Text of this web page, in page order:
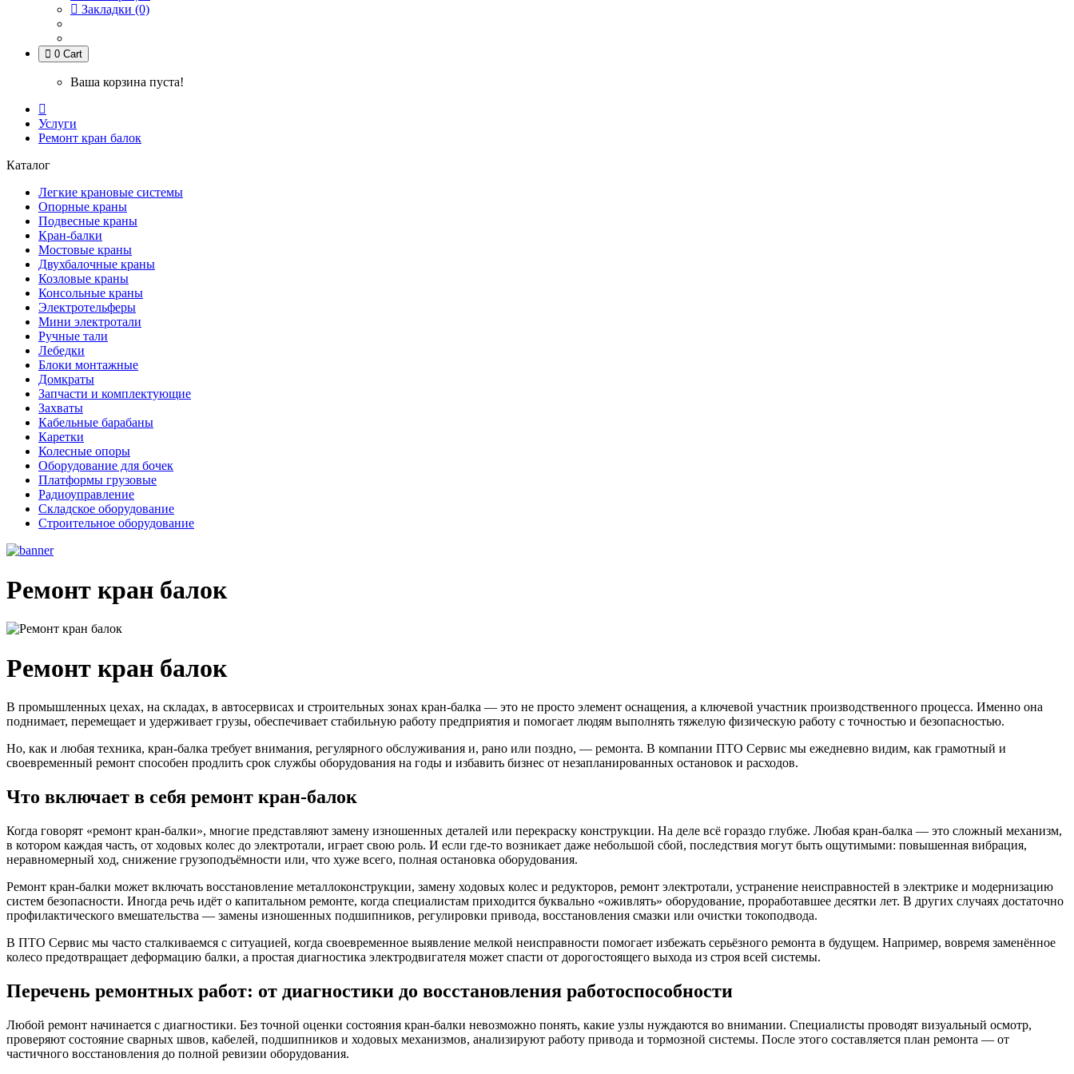
Закладки (0)
0 Cart
Ваша корзина пуста!
Услуги
Ремонт кран балок
Каталог
Легкие крановые системы
Опорные краны
Подвесные краны
Кран-балки
Мостовые краны
Двухбалочные краны
Козловые краны
Консольные краны
Электротельферы
Мини электротали
Ручные тали
Лебедки
Блоки монтажные
Домкраты
Запчасти и комплектующие
Захваты
Кабельные барабаны
Каретки
Колесные опоры
Оборудование для бочек
Платформы грузовые
Радиоуправление
Складское оборудование
Строительное оборудование
Ремонт кран балок
Ремонт кран балок
В промышленных цехах, на складах, в автосервисах и строительных зонах кран-балка — это не просто элемент оснащения, а ключевой участник производственного процесса. Именно она
поднимает, перемещает и удерживает грузы, обеспечивает стабильную работу предприятия и помогает людям выполнять тяжелую физическую работу с точностью и безопасностью.
Но, как и любая техника, кран-балка требует внимания, регулярного обслуживания и, рано или поздно, — ремонта. В компании ПТО Сервис мы ежедневно видим, как грамотный и
своевременный ремонт способен продлить срок службы оборудования на годы и избавить бизнес от незапланированных остановок и расходов.
Что включает в себя ремонт кран-балок
Когда говорят «ремонт кран-балки», многие представляют замену изношенных деталей или перекраску конструкции. На деле всё гораздо глубже. Любая кран-балка — это сложный механизм,
в котором каждая часть, от ходовых колес до электротали, играет свою роль. И если где-то возникает даже небольшой сбой, последствия могут быть ощутимыми: повышенная вибрация,
неравномерный ход, снижение грузоподъёмности или, что хуже всего, полная остановка оборудования.
Ремонт кран-балки может включать восстановление металлоконструкции, замену ходовых колес и редукторов, ремонт электротали, устранение неисправностей в электрике и модернизацию
систем безопасности. Иногда речь идёт о капитальном ремонте, когда специалистам приходится буквально «оживлять» оборудование, проработавшее десятки лет. В других случаях достаточно
профилактического вмешательства — замены изношенных подшипников, регулировки привода, восстановления смазки или очистки токоподвода.
В ПТО Сервис мы часто сталкиваемся с ситуацией, когда своевременное выявление мелкой неисправности помогает избежать серьёзного ремонта в будущем. Например, вовремя заменённое
колесо предотвращает деформацию балки, а простая диагностика электродвигателя может спасти от дорогостоящего выхода из строя всей системы.
Перечень ремонтных работ: от диагностики до восстановления работоспособности
Любой ремонт начинается с диагностики. Без точной оценки состояния кран-балки невозможно понять, какие узлы нуждаются во внимании. Специалисты проводят визуальный осмотр,
проверяют состояние сварных швов, кабелей, подшипников и ходовых механизмов, анализируют работу привода и тормозной системы. После этого составляется план ремонта — от
частичного восстановления до полной ревизии оборудования.